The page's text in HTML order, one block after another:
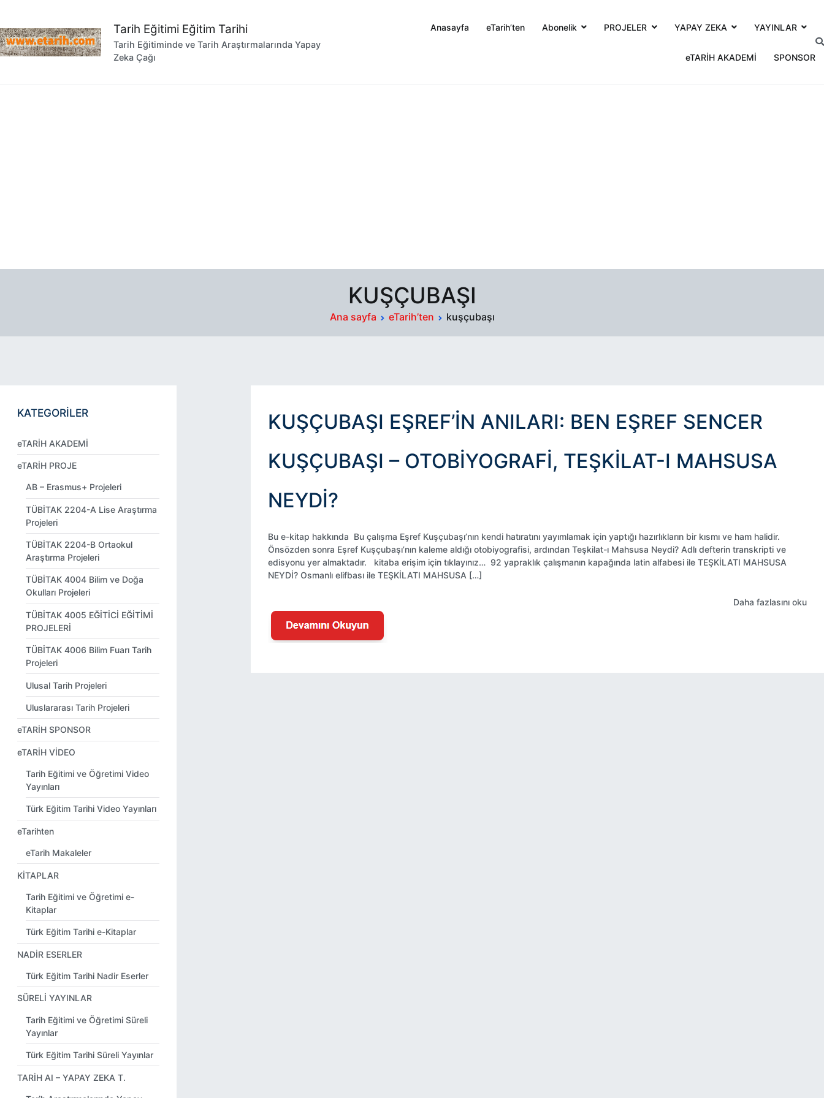
Tarih Eğitimi Eğitim Tarihi
Tarih Eğitiminde ve Tarih Araştırmalarında Yapay
Zeka Çağı
Anasayfa eTarih’ten Abonelik PROJELER YAPAY ZEKA YAYINLAR
eTARİH AKADEMİ SPONSOR
KUŞÇUBAŞI
Ana sayfa eTarih’ten kuşçubaşı
KUŞÇUBAŞI EŞREF’İN ANILARI: BEN EŞREF SENCER
KUŞÇUBAŞI – OTOBIYOGRAFI, TEŞKILAT-I MAHSUSA
NEYDI?
Bu e-kitap hakkında Bu çalışma Eşref Kuşçubaşı’nın kendi hatıratını yayımlamak için yaptığı hazırlıkların bir kısmı ve ham halidir.
Önsözden sonra Eşref Kuşçubaşı’nın kaleme aldığı otobiyografisi, ardından Teşkilat-ı Mahsusa Neydi? Adlı defterin transkripti ve
edisyonu yer almaktadır. kitaba erişim için tıklayınız… 92 yapraklık çalışmanın kapağında latin alfabesi ile TEŞKİLATI MAHSUSA
NEYDİ? Osmanlı elifbası ile TEŞKİLATI MAHSUSA […]
Daha fazlasını oku
KATEGORİLER
eTARİH AKADEMİ
eTARİH PROJE
AB – Erasmus+ Projeleri
TÜBİTAK 2204-A Lise Araştırma
Projeleri
TÜBİTAK 2204-B Ortaokul
Araştırma Projeleri
TÜBİTAK 4004 Bilim ve Doğa
Okulları Projeleri
TÜBİTAK 4005 EĞİTİCİ EĞİTİMİ
PROJELERİ
TÜBİTAK 4006 Bilim Fuarı Tarih
Projeleri
Ulusal Tarih Projeleri
Uluslararası Tarih Projeleri
eTARİH SPONSOR
eTARİH VİDEO
Tarih Eğitimi ve Öğretimi Video
Yayınları
Türk Eğitim Tarihi Video Yayınları
eTarihten
eTarih Makaleler
KİTAPLAR
Tarih Eğitimi ve Öğretimi e-
Kitaplar
Türk Eğitim Tarihi e-Kitaplar
NADİR ESERLER
Türk Eğitim Tarihi Nadir Eserler
SÜRELİ YAYINLAR
Tarih Eğitimi ve Öğretimi Süreli
Yayınlar
Türk Eğitim Tarihi Süreli Yayınlar
TARİH AI – YAPAY ZEKA T.